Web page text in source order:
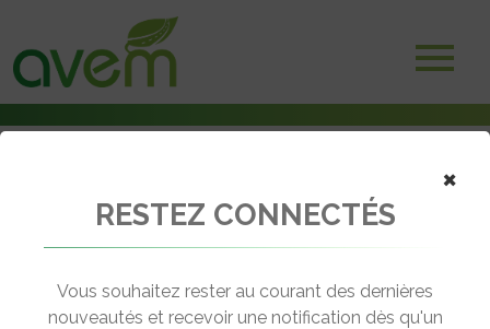
Kiwee, la voiture électrique en autopartage conçue comme un caddy
← Revenir aux actualités
×
RESTEZ CONNECTÉS
Vous souhaitez rester au courant des dernières
nouveautés et recevoir une notification dès qu'un